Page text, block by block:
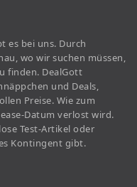
es bei uns. Durch
wo wir suchen müssen,
finden. DealGott
und Deals,
Preise. Wie zum
Datum verlost wird.
Test-Artikel oder
Kontingent gibt.